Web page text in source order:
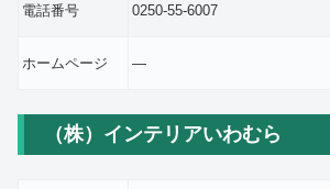
電話番号 0250-55-6007
ホームページ ―
（株）インテリアいわむら